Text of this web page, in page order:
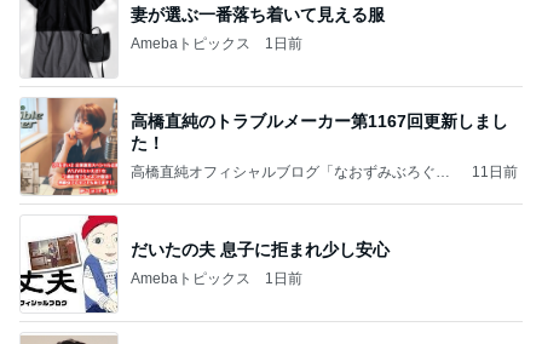
妻が選ぶ一番落ち着いて見える服
Amebaトピックス 1日前
高橋直純のトラブルメーカー第1167回更新しまし
た！
高橋直純オフィシャルブログ「なおずみぶろぐ」
11日前
だいたの夫 息子に拒まれ少し安心
Amebaトピックス 1日前